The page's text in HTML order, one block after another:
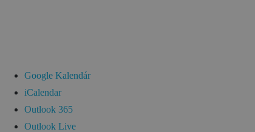
Google Kalendár
iCalendar
Outlook 365
Outlook Live